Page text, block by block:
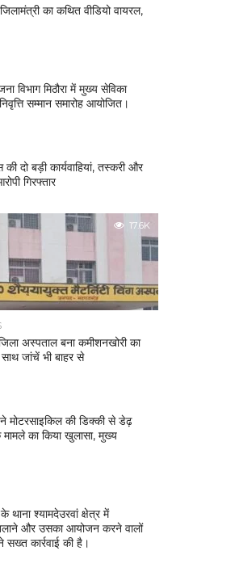
का कथित वीडियो वायरल,
विभाग मिठौरा में मुख्य सेविका
सम्मान समारोह आयोजित।
दो बड़ी कार्यवाहियां, तस्करी और
गिरफ्तार
17.6K
अस्पताल बना कमीशनखोरी का
जांचें भी बाहर से
मोटरसाइकिल की डिक्की से डेढ़
का किया खुलासा, मुख्य
श्यामदेउरवां क्षेत्र में
और उसका आयोजन करने वालों
कार्रवाई की है।